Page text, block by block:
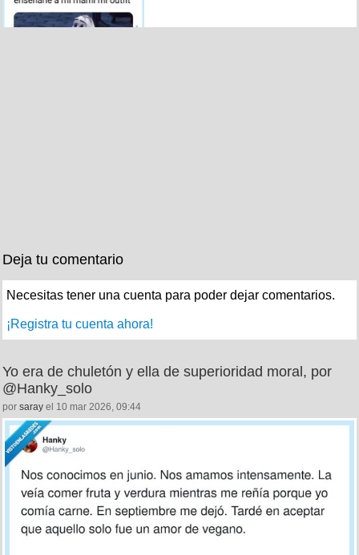
Deja tu comentario
Necesitas tener una cuenta para poder dejar comentarios.
¡Registra tu cuenta ahora!
Yo era de chuletón y ella de superioridad moral, por
@Hanky_solo
por saray el 10 mar 2026, 09:44